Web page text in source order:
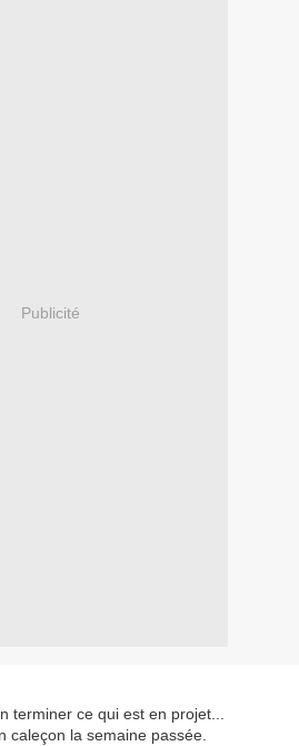
Publicité
terminer ce qui est en projet...
caleçon la semaine passée.